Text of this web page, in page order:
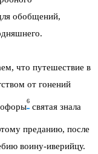
обобщений,
что путешествие в
от гонений
6
святая знала
преданию, после
воину-иверийцу.